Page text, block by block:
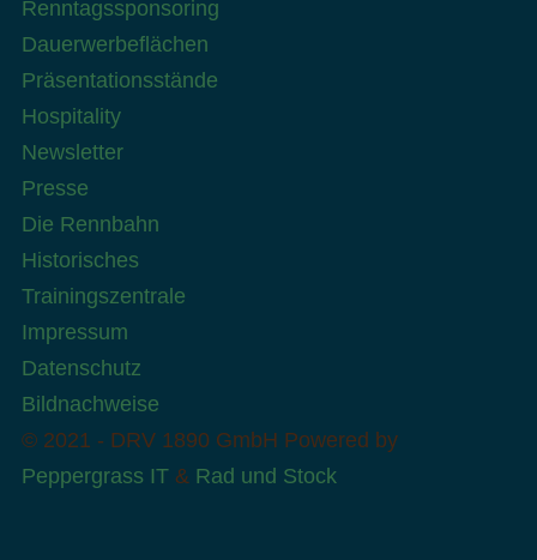
Renntagssponsoring
Dauerwerbeflächen
Präsentationsstände
Hospitality
Newsletter
Presse
Die Rennbahn
Historisches
Trainingszentrale
Impressum
Datenschutz
Bildnachweise
© 2021 - DRV 1890 GmbH Powered by
Peppergrass IT & Rad und Stock